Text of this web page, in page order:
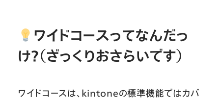
ワイドコースってなんだっ
け？（ざっくりおさらいです）
ワイドコースは、kintoneの標準機能ではカバ